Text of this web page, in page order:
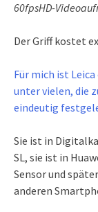
60fpsHD-
Der Griff kostet
Für mich ist
unter vielen, die
eindeutig
Sie ist in
SL, sie ist in
Sensor und
anderen